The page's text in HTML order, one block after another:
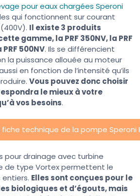
pour eaux chargées Speroni
qui fonctionnent sur courant
Il existe 3 produits
gamme, la PRF 350NV, la PRF
500NV. Ils se différencient
la puissance allouée au moteur
en fonction de l’intensité qu’ils
Vous pouvez donc choisir
le mieux à votre
vos besoins.
technique de la pompe Speroni
pour drainage avec turbine
de type Vortex permettent le
Elles sont conçues pour le
biologiques et d’égouts, mais